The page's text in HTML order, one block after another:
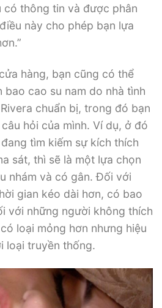
có thông tin và được phân
này cho phép bạn lựa
hàng, bạn cũng có thể
cao su nam do nhà tình
chuẩn bị, trong đó bạn
hỏi của mình. Ví dụ, ở đó
tìm kiếm sự kích thích
sát, thì sẽ là một lựa chọn
nhám và có gân. Đối với
gian kéo dài hơn, có bao
với những người không thích
loại mỏng hơn nhưng hiệu
loại truyền thống.